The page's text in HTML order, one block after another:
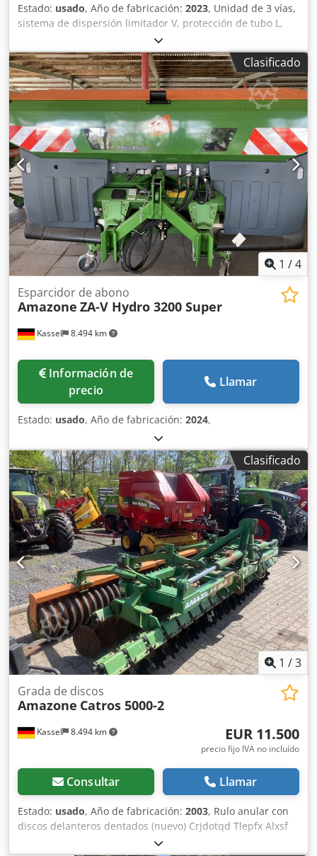
Estado: usado, Año de fabricación: 2023, Unidad de 3 vías,
sistema de dispersión limitador V, protección de tubo L,
indicador mecánico/posición del mecanismo de dispersión
ZA-V, superestructura de tolva S 2000, componentes de
montaje para unidades básicas ZA, toma de fuerza con
acoplamiento de fricción, guardabarros L y escaleras,
iluminación LED trasera. Codpfx Aet Dwibslxsrf
Clasificado
1 /4
Kassel 8.494 km
Esparcidor de abono
Amazone ZA-V Hydro 3200 Super
Información de
precio
Llamar
Estado: usado, Año de fabricación: 2024,
Clasificado
1 /3
Kassel 8.494 km
Grada de discos
Amazone Catros 5000-2
EUR 11.500
precio fijo IVA no incluído
Consultar Llamar
Estado: usado, Año de fabricación: 2003, Rulo anular con
discos delanteros dentados (nuevo) Crjdotqd Tlepfx Alxsf